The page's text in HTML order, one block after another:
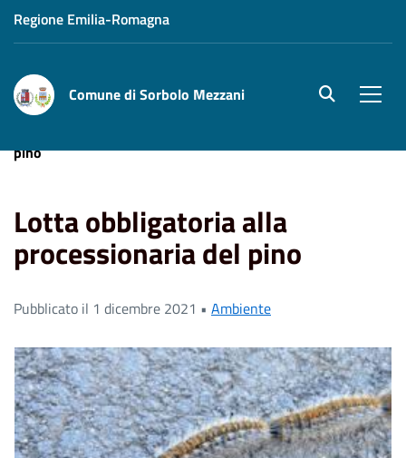
Regione Emilia-Romagna
Comune di Sorbolo Mezzani site.searc
pino
Lotta obbligatoria alla
processionaria del pino
Pubblicato il 1 dicembre 2021 • Ambiente